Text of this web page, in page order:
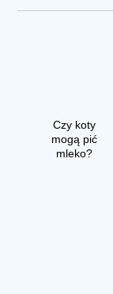
Czy koty
mogą pić
mleko?